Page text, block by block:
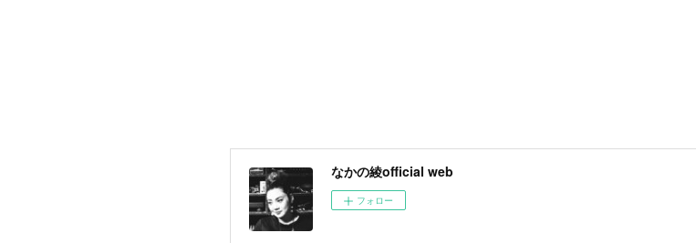
なかの綾official web
フォロー